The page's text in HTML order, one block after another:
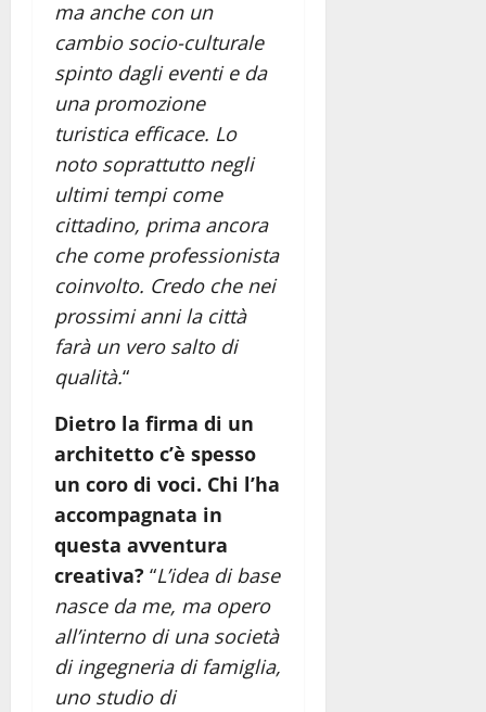
ma anche con un
cambio socio-culturale
spinto dagli eventi e da
una promozione
turistica efficace. Lo
noto soprattutto negli
ultimi tempi come
cittadino, prima ancora
che come professionista
coinvolto. Credo che nei
prossimi anni la città
farà un vero salto di
qualità.“
Dietro la firma di un
architetto c’è spesso
un coro di voci. Chi l’ha
accompagnata in
questa avventura
creativa? “L’idea di base
nasce da me, ma opero
all’interno di una società
di ingegneria di famiglia,
uno studio di